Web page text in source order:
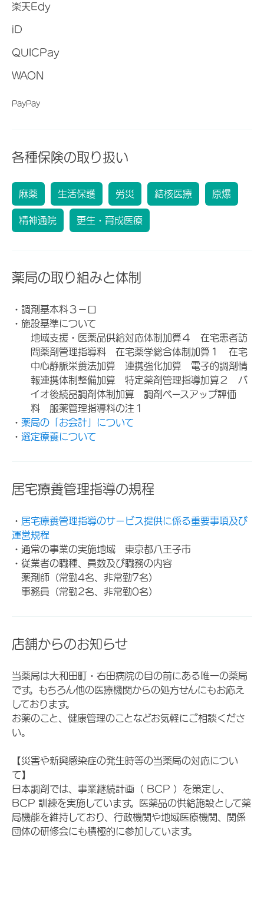
楽天Edy
iD
QUICPay
WAON
PayPay
各種保険の取り扱い
麻薬 生活保護 労災 結核医療 原爆
精神通院 更生・育成医療
薬局の取り組みと体制
・調剤基本料３－ロ
・施設基準について
地域支援・医薬品供給対応体制加算４ 在宅患者訪
問薬剤管理指導料 在宅薬学総合体制加算１ 在宅
中心静脈栄養法加算 連携強化加算 電子的調剤情
報連携体制整備加算 特定薬剤管理指導加算２ バ
イオ後続品調剤体制加算 調剤ベースアップ評価
料 服薬管理指導料の注１
・ 薬局の「お会計」について
・ 選定療養について
居宅療養管理指導の規程
・ 居宅療養管理指導のサービス提供に係る重要事項及び
運営規程
・通常の事業の実施地域 東京都八王子市
・従業者の職種、員数及び職務の内容
薬剤師（常勤4名、非常勤7名）
事務員（常勤2名、非常勤0名）
店舗からのお知らせ
当薬局は大和田町・右田病院の目の前にある唯一の薬局
です。もちろん他の医療機関からの処方せんにもお応え
しております。
お薬のこと、健康管理のことなどお気軽にご相談くださ
い。
【災害や新興感染症の発生時等の当薬局の対応につい
て】
日本調剤では、事業継続計画（ BCP ）を策定し、
BCP 訓練を実施しています。医薬品の供給施設として薬
局機能を維持しており、行政機関や地域医療機関、関係
団体の研修会にも積極的に参加しています。